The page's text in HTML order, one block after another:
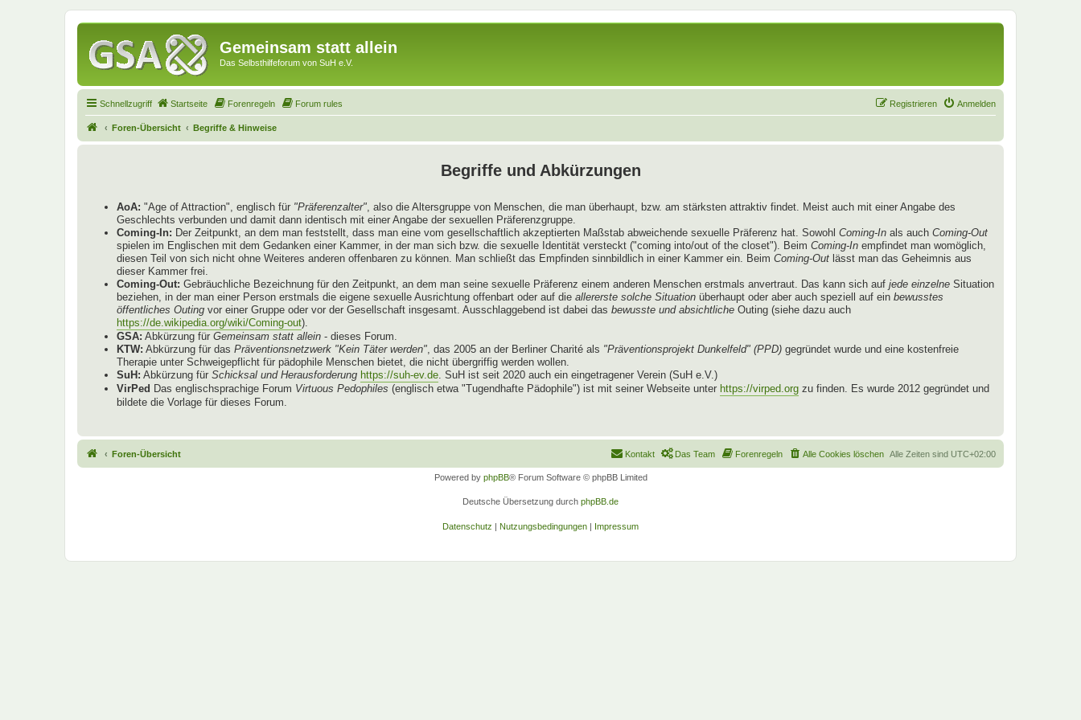
Gemeinsam statt allein
Das Selbsthilfeforum von SuH e.V.
Schnellzugriff Startseite Forenregeln Forum rules Anmelden
Registrieren
Foren-Übersicht Begriffe & Hinweise
Begriffe und Abkürzungen
AoA: "Age of Attraction", englisch für "Präferenzalter" , also die Altersgruppe von Menschen, die man überhaupt, bzw. am stärksten attraktiv findet. Meist auch mit einer Angabe des
Geschlechts verbunden und damit dann identisch mit einer Angabe der sexuellen Präferenzgruppe.
Coming-In: Der Zeitpunkt, an dem man feststellt, dass man eine vom gesellschaftlich akzeptierten Maßstab abweichende sexuelle Präferenz hat. Sowohl Coming-In als auch Coming-Out
spielen im Englischen mit dem Gedanken einer Kammer, in der man sich bzw. die sexuelle Identität versteckt ("coming into/out of the closet"). Beim Coming-In empfindet man womöglich,
diesen Teil von sich nicht ohne Weiteres anderen offenbaren zu können. Man schließt das Empfinden sinnbildlich in einer Kammer ein. Beim Coming-Out lässt man das Geheimnis aus
dieser Kammer frei.
Coming-Out: Gebräuchliche Bezeichnung für den Zeitpunkt, an dem man seine sexuelle Präferenz einem anderen Menschen erstmals anvertraut. Das kann sich auf jede einzelne Situation
beziehen, in der man einer Person erstmals die eigene sexuelle Ausrichtung offenbart oder auf die allererste solche Situation überhaupt oder aber auch speziell auf ein bewusstes
öffentliches Outing vor einer Gruppe oder vor der Gesellschaft insgesamt. Ausschlaggebend ist dabei das bewusste und absichtliche Outing (siehe dazu auch
https://de.wikipedia.org/wiki/Coming-out).
GSA: Abkürzung für Gemeinsam statt allein - dieses Forum.
KTW: Abkürzung für das Präventionsnetzwerk "Kein Täter werden" , das 2005 an der Berliner Charité als "Präventionsprojekt Dunkelfeld" (PPD) gegründet wurde und eine kostenfreie
Therapie unter Schweigepflicht für pädophile Menschen bietet, die nicht übergriffig werden wollen.
SuH: Abkürzung für Schicksal und Herausforderung https://suh-ev.de . SuH ist seit 2020 auch ein eingetragener Verein (SuH e.V.)
VirPed Das englischsprachige Forum Virtuous Pedophiles (englisch etwa "Tugendhafte Pädophile") ist mit seiner Webseite unter https://virped.org zu finden. Es wurde 2012 gegründet und
bildete die Vorlage für dieses Forum.
Foren-Übersicht Alle Zeiten sind UTC+02:00
Alle Cookies löschen
Forenregeln
Das Team
Kontakt
Powered by phpBB® Forum Software © phpBB Limited
Deutsche Übersetzung durch phpBB.de
Datenschutz | Nutzungsbedingungen | Impressum